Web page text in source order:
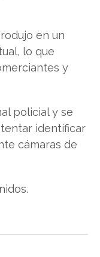
en un
lo que
y
policial y se
identificar
cámaras de